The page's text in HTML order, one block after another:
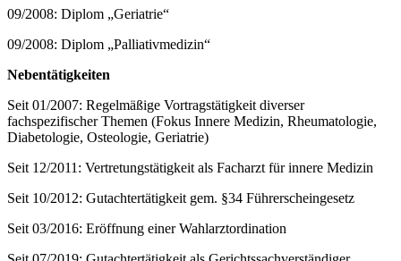
09/2008: Diplom „Geriatrie“
09/2008: Diplom „Palliativmedizin“
Nebentätigkeiten
Seit 01/2007: Regelmäßige Vortragstätigkeit diverser
fachspezifischer Themen (Fokus Innere Medizin, Rheumatologie,
Diabetologie, Osteologie, Geriatrie)
Seit 12/2011: Vertretungstätigkeit als Facharzt für innere Medizin
Seit 10/2012: Gutachtertätigkeit gem. §34 Führerscheingesetz
Seit 03/2016: Eröffnung einer Wahlarztordination